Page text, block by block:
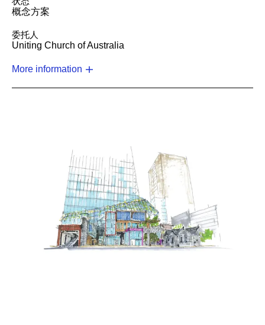
概念方案
委托人
Uniting Church of Australia
More information